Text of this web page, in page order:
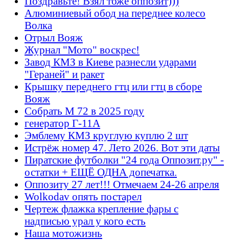
Алюминиевый обод на переднее колесо
Волка
Отрыл Вояж
Журнал "Мото" воскрес!
Завод КМЗ в Киеве разнесли ударами
"Гераней" и ракет
Крышку переднего гтц или гтц в сборе
Вояж
Собрать М 72 в 2025 году
генератор Г-11А
Эмблему КМЗ круглую куплю 2 шт
Истрёж номер 47. Лето 2026. Вот эти даты
Пиратские футболки "24 года Оппозит.ру" -
остатки + ЕЩЁ ОДНА допечатка.
Оппозиту 27 лет!!! Отмечаем 24-26 апреля
Wolkodav опять постарел
Чертеж флажка крепление фары с
надписью урал у кого есть
Наша мотожизнь